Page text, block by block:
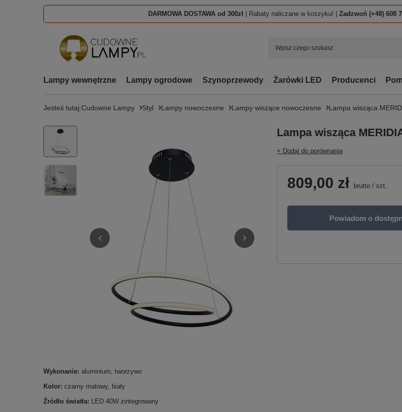
DARMOWA DOSTAWA od 300zł | Rabaty naliczane w koszyku! | Zadzwoń (+48) 608
Lampy wewnętrzne Lampy ogrodowe Szynoprzewody Żarówki LED Producenci
Jesteś tutaj:Cudowne Lampy Styl Lampy nowoczesne Lampy wiszące nowoczesne Lampa wisząca
Lampa wisząca
+ Dodaj do porównania
809,00 zł brutto / szt.
Powiadom o
Wykonanie: aluminium, tworzywo
Kolor: czarny matowy, biały
Źródło światła: LED 40W zintegrowany